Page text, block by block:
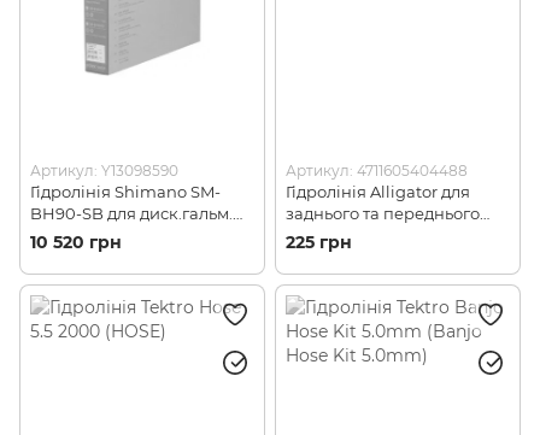
Артикул: Y13098590
Гідролінія Shimano SM-
BH90-SB для диск.гальм.
10штХ1700мм чорн,
коробка =10шт. (Y13098590)
10 520 грн
Артикул: 4711605404488
Гідролінія Alligator для
заднього та переднього
гальма, Black (ALLGTR HK-
UL5030)
225 грн